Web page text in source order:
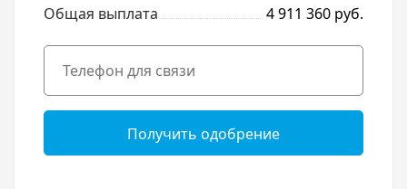
Общая выплата
4 911 360 руб.
Получить одобрение